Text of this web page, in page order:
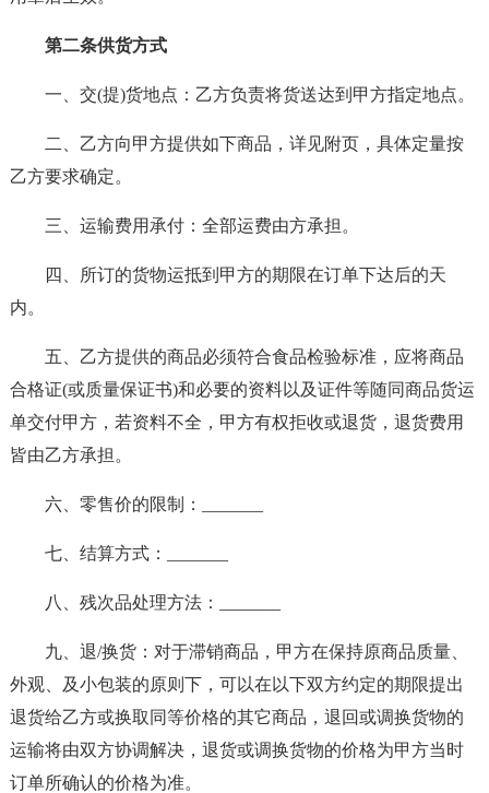
第二条供货方式
一、交(提)货地点：乙方负责将货送达到甲方指定地点。
二、乙方向甲方提供如下商品，详见附页，具体定量按
乙方要求确定。
三、运输费用承付：全部运费由方承担。
四、所订的货物运抵到甲方的期限在订单下达后的天
内。
五、乙方提供的商品必须符合食品检验标准，应将商品
合格证(或质量保证书)和必要的资料以及证件等随同商品货运
单交付甲方，若资料不全，甲方有权拒收或退货，退货费用
皆由乙方承担。
六、零售价的限制：_______
七、结算方式：_______
八、残次品处理方法：_______
九、退/换货：对于滞销商品，甲方在保持原商品质量、
外观、及小包装的原则下，可以在以下双方约定的期限提出
退货给乙方或换取同等价格的其它商品，退回或调换货物的
运输将由双方协调解决，退货或调换货物的价格为甲方当时
订单所确认的价格为准。